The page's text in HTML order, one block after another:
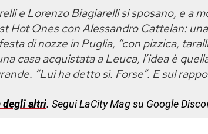
e Lorenzo Biagiarelli si sposano, e a
Hot Ones con Alessandro Cattelan:
di nozze in Puglia, “con pizzica,
casa acquistata a Leuca, l’idea è
“Lui ha detto sì. Forse”. E sul
degli altri. Segui LaCity Mag su Google